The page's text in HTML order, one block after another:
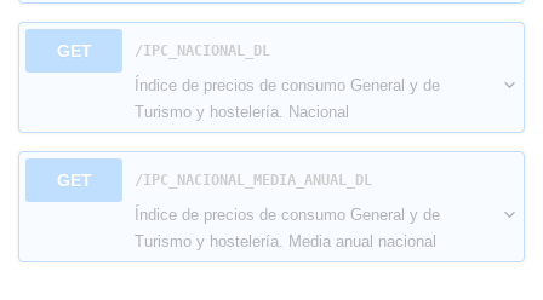
GET ​/IPC_NACIONAL_DL
Índice de precios de consumo General y de
Turismo y hostelería. Nacional
GET ​/IPC_NACIONAL_MEDIA_ANUAL_DL
Índice de precios de consumo General y de
Turismo y hostelería. Media anual nacional